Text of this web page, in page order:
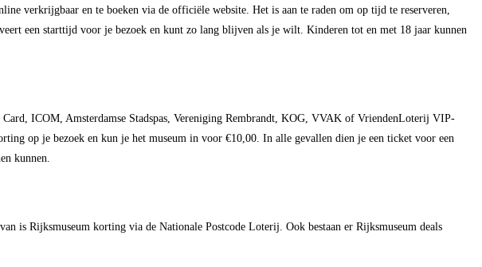
verkrijgbaar en te boeken via de officiële website. Het is aan te raden om op tijd te reserveren,
een starttijd voor je bezoek en kunt zo lang blijven als je wilt. Kinderen tot en met 18 jaar kunnen
ICOM, Amsterdamse Stadspas, Vereniging Rembrandt, KOG, VVAK of VriendenLoterij VIP-
op je bezoek en kun je het museum in voor €10,00. In alle gevallen dien je een ticket voor een
kunnen.
is Rijksmuseum korting via de Nationale Postcode Loterij. Ook bestaan er Rijksmuseum deals